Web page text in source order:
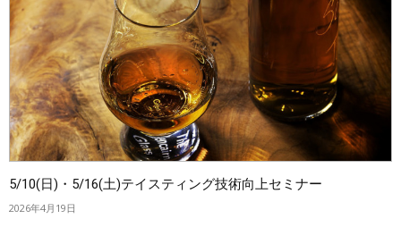
5/10(日)・5/16(土)テイスティング技術向上セミナー
2026年4月19日